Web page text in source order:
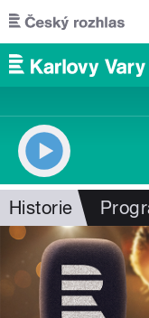
Přejít k hlavnímu
Historie